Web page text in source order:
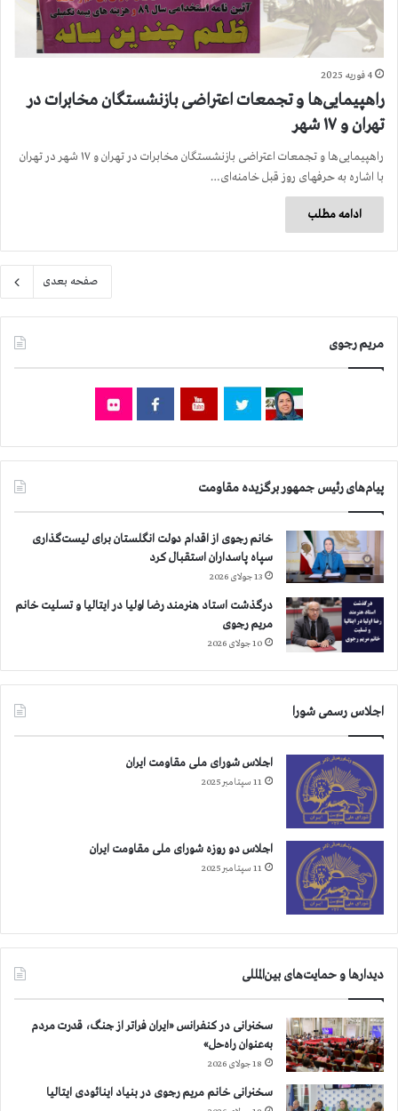
4 فوریه 2025
راهپیمایی‌ها و تجمعات اعتراضی بازنشستگان مخابرات در
تهران و ۱۷ شهر
راهپیمایی‌ها و تجمعات اعتراضی بازنشستگان مخابرات در تهران و ۱۷ شهر در تهران
با اشاره به حرفهای روز قبل خامنه‌ای…
ادامه مطلب
صفحه بعدی
مریم رجوی
پیام‌های رئیس جمهور برگزیده مقاومت
خانم رجوی از اقدام دولت انگلستان برای لیست‌گذاری
سپاه پاسداران استقبال کرد
13 جولای 2026
درگذشت استاد هنرمند رضا اولیا در ایتالیا و تسلیت خانم
مریم رجوی
10 جولای 2026
اجلاس رسمی شورا
اجلاس شورای ملی مقاومت ایران
11 سپتامبر 2025
اجلاس دو روزه شورای ملی مقاومت ایران
11 سپتامبر 2025
دیدارها و حمایت‌های بین‌المللی
سخنرانی در کنفرانس «ایران فراتر از جنگ، قدرت مردم
به‌عنوان راه‌حل»
18 جولای 2026
سخنرانی خانم مریم رجوی در بنیاد اینائودی ایتالیا